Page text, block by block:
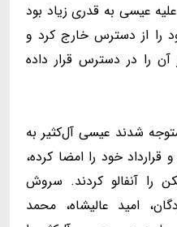
عیسی به قدری زیاد بود
را از دسترس خارج کرد و
آن را در دسترس قرار داده
شدند عیسی آل‌کثیر به
قرارداد خود را امضا کرده،
را آنفالو کردند. سروش
امید عالیشاه، محمد